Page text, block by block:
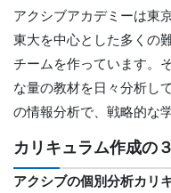
アクシブアカデミーは東
東大を中心とした多くの
チームを作っています。
な量の教材を日々分析し
の情報分析で、戦略的な
カリキュラム作成の
アクシブの個別分析カリ